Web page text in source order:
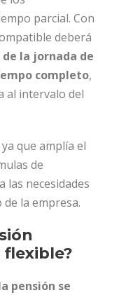
parcial. Con
deberá
de la jornada de
completo,
al intervalo del
que amplía el
de
las necesidades
la empresa.
pensión se